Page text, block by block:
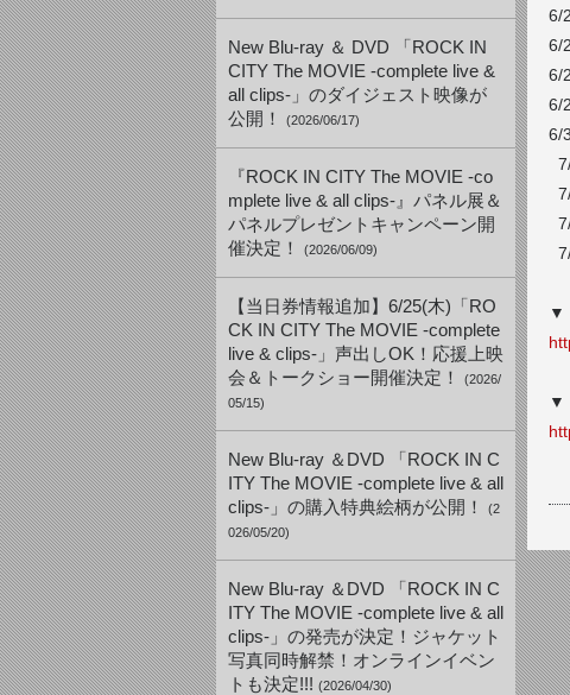
New Blu-ray ＆ DVD 「ROCK IN
CITY The MOVIE -complete live &
all clips-」のダイジェスト映像が
公開！
(2026/06/17)
『ROCK IN CITY The MOVIE -co
mplete live & all clips-』パネル展＆
パネルプレゼントキャンペーン開
催決定！
(2026/06/09)
【当日券情報追加】6/25(木)「RO
CK IN CITY The MOVIE -complete
live & clips-」声出しOK！応援上映
会＆トークショー開催決定！
(2026/
05/15)
New Blu-ray ＆DVD 「ROCK IN C
ITY The MOVIE -complete live & all
clips-」の購入特典絵柄が公開！
(2
026/05/20)
New Blu-ray ＆DVD 「ROCK IN C
ITY The MOVIE -complete live & all
clips-」の発売が決定！ジャケット
写真同時解禁！オンラインイベン
トも決定!!! (2026/04/30)
6/
6/
6/
6/
6/
▼
▼